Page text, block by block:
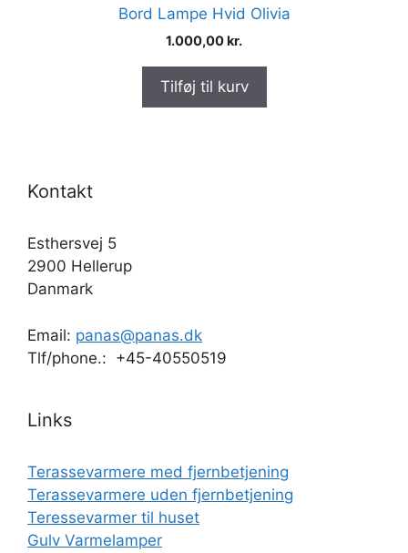
Bord Lampe Hvid Olivia
1.000,00kr.
Tilføj til kurv
Kontakt
Esthersvej 5
2900 Hellerup
Danmark
Email: panas@panas.dk
Tlf/phone.: +45-40550519
Links
Terassevarmere med fjernbetjening
Terassevarmere uden fjernbetjening
Teressevarmer til huset
Gulv Varmelamper